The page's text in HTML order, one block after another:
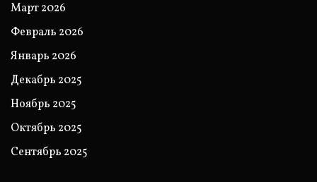
Март 2026
Февраль 2026
Январь 2026
Декабрь 2025
Ноябрь 2025
Октябрь 2025
Сентябрь 2025